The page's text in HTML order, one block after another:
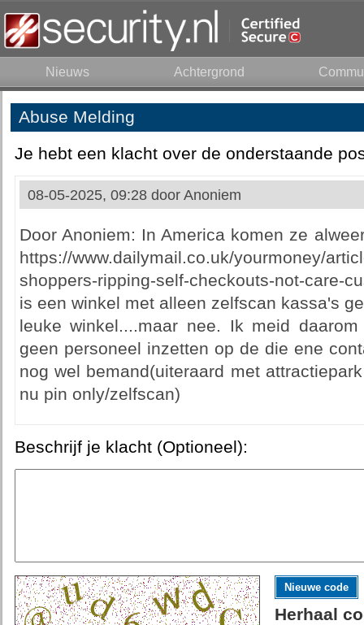
Nieuws Achtergrond
Abuse Melding
Je hebt een klacht over de onderstaande
08-05-2025, 09:28 door Anoniem
Door Anoniem: In America komen ze
https://www.dailymail.co.uk/yourmoney/
shoppers-ripping-self-checkouts-not-care-
is een winkel met alleen zelfscan kassa's
leuke winkel....maar nee. Ik meid
geen personeel inzetten op de die ene
nog wel bemand(uiteraard met
nu pin only/zelfscan)
Beschrijf je klacht (Optioneel):
Nieuwe code
Herhaal